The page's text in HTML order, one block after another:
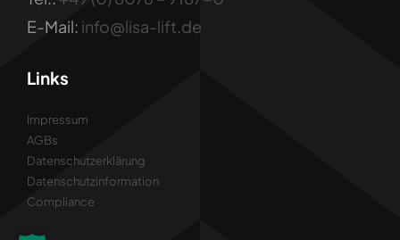
E-Mail: info@lisa-lift.de
Links
Impressum
AGBs
Datenschutzerklärung
Datenschutzinformation
Compliance